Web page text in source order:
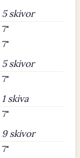
5 skivor
7"
7"
5 skivor
7"
1 skiva
7"
9 skivor
7"